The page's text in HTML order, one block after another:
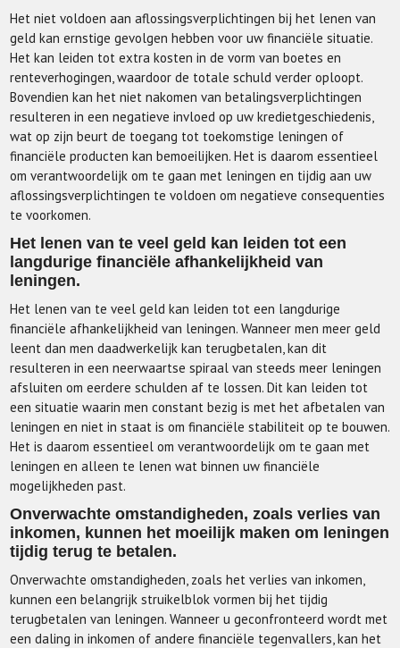
Het niet voldoen aan aflossingsverplichtingen bij het lenen van
geld kan ernstige gevolgen hebben voor uw financiële situatie.
Het kan leiden tot extra kosten in de vorm van boetes en
renteverhogingen, waardoor de totale schuld verder oploopt.
Bovendien kan het niet nakomen van betalingsverplichtingen
resulteren in een negatieve invloed op uw kredietgeschiedenis,
wat op zijn beurt de toegang tot toekomstige leningen of
financiële producten kan bemoeilijken. Het is daarom essentieel
om verantwoordelijk om te gaan met leningen en tijdig aan uw
aflossingsverplichtingen te voldoen om negatieve consequenties
te voorkomen.
Het lenen van te veel geld kan leiden tot een
langdurige financiële afhankelijkheid van
leningen.
Het lenen van te veel geld kan leiden tot een langdurige
financiële afhankelijkheid van leningen. Wanneer men meer geld
leent dan men daadwerkelijk kan terugbetalen, kan dit
resulteren in een neerwaartse spiraal van steeds meer leningen
afsluiten om eerdere schulden af te lossen. Dit kan leiden tot
een situatie waarin men constant bezig is met het afbetalen van
leningen en niet in staat is om financiële stabiliteit op te bouwen.
Het is daarom essentieel om verantwoordelijk om te gaan met
leningen en alleen te lenen wat binnen uw financiële
mogelijkheden past.
Onverwachte omstandigheden, zoals verlies van
inkomen, kunnen het moeilijk maken om leningen
tijdig terug te betalen.
Onverwachte omstandigheden, zoals het verlies van inkomen,
kunnen een belangrijk struikelblok vormen bij het tijdig
terugbetalen van leningen. Wanneer u geconfronteerd wordt met
een daling in inkomen of andere financiële tegenvallers, kan het